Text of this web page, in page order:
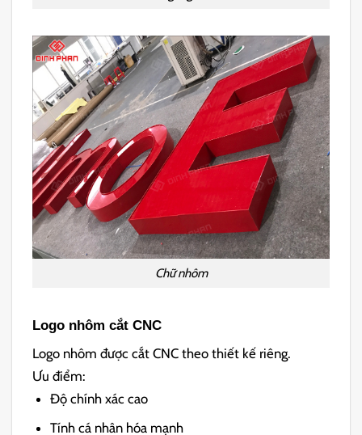
Chữ nhôm
Logo nhôm cắt CNC
Logo nhôm được cắt CNC theo thiết kế riêng.
Ưu điểm:
Độ chính xác cao
Tính cá nhân hóa mạnh